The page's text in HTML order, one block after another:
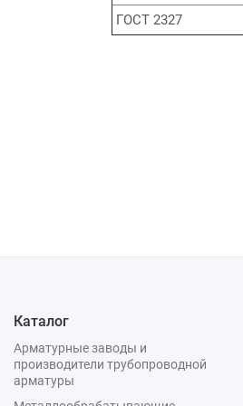
ГОСТ 2327
Каталог
Арматурные заводы и
производители трубопроводной
арматуры